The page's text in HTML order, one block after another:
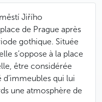
Jiřího
de Prague après
gothique. Située
s’oppose à la place
être considérée
qui lui
une atmosphère de